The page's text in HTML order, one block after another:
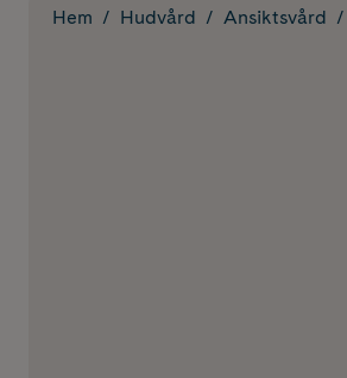
Hem Hudvård Ansiktsvård